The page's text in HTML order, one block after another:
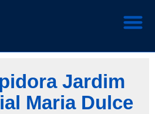
Jardim
Maria Dulce